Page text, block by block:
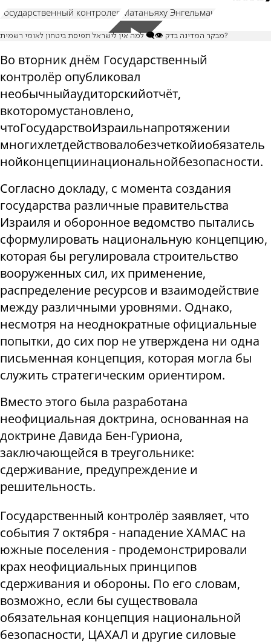
государственный контролер Матаньяху Энгельман
מבקר המדינה בדק 👁️‍🗨️ למה אין לישראל תפיסת ביטחון לאומי רשמית?
Во вторник днём Государственный
контролёр опубликовал
необычныйаудиторскийотчёт,
вкоторомустановлено,
чтоГосударствоИзраильнапротяжении
многихлетдействовалобезчеткойиобязатель
нойконцепциинациональнойбезопасности.
Согласно докладу, с момента создания
государства различные правительства
Израиля и оборонное ведомство пытались
сформулировать национальную концепцию,
которая бы регулировала строительство
вооруженных сил, их применение,
распределение ресурсов и взаимодействие
между различными уровнями. Однако,
несмотря на неоднократные официальные
попытки, до сих пор не утверждена ни одна
письменная концепция, которая могла бы
служить стратегическим ориентиром.
Вместо этого была разработана
неофициальная доктрина, основанная на
доктрине Давида Бен-Гуриона,
заключающейся в треугольнике:
сдерживание, предупреждение и
решительность.
Государственный контролёр заявляет, что
события 7 октября - нападение ХАМАС на
южные поселения - продемонстрировали
крах неофициальных принципов
сдерживания и обороны. По его словам,
возможно, если бы существовала
обязательная концепция национальной
безопасности, ЦАХАЛ и другие силовые